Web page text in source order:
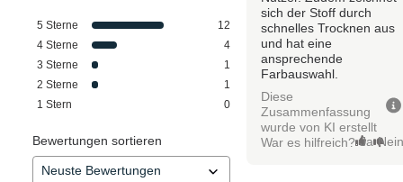
5 Sterne
12
4 Sterne
4
3 Sterne
1
2 Sterne
1
1 Stern 0
Bewertungen sortieren
sich der Stoff durch
schnelles Trocknen aus
und hat eine
ansprechende
Farbauswahl.
Diese
Zusammenfassung
wurde von KI erstellt
War es hilfreich? Ja